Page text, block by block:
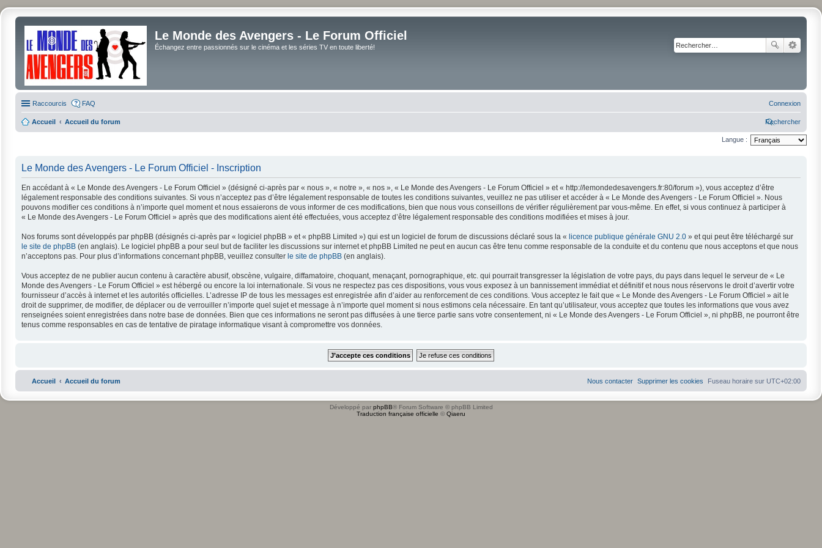
Le Monde des Avengers - Le Forum Officiel
Échangez entre passionnés sur le cinéma et les séries TV en toute liberté!
Raccourcis FAQ Connexion
Accueil Accueil du forum Rechercher
Langue :
Le Monde des Avengers - Le Forum Officiel - Inscription
En accédant à « Le Monde des Avengers - Le Forum Officiel » (désigné ci-après par « nous », « notre », « nos », « Le Monde des Avengers - Le Forum Officiel » et « http://lemondedesavengers.fr:80/forum »), vous acceptez d’être
légalement responsable des conditions suivantes. Si vous n’acceptez pas d’être légalement responsable de toutes les conditions suivantes, veuillez ne pas utiliser et accéder à « Le Monde des Avengers - Le Forum Officiel ». Nous
pouvons modifier ces conditions à n’importe quel moment et nous essaierons de vous informer de ces modifications, bien que nous vous conseillons de vérifier régulièrement par vous-même. En effet, si vous continuez à participer à
« Le Monde des Avengers - Le Forum Officiel » après que des modifications aient été effectuées, vous acceptez d’être légalement responsable des conditions modifiées et mises à jour.
Nos forums sont développés par phpBB (désignés ci-après par « logiciel phpBB » et « phpBB Limited ») qui est un logiciel de forum de discussions déclaré sous la « licence publique générale GNU 2.0 » et qui peut être téléchargé sur
le site de phpBB (en anglais). Le logiciel phpBB a pour seul but de faciliter les discussions sur internet et phpBB Limited ne peut en aucun cas être tenu comme responsable de la conduite et du contenu que nous acceptons et que nous
n’acceptons pas. Pour plus d’informations concernant phpBB, veuillez consulter le site de phpBB (en anglais).
Vous acceptez de ne publier aucun contenu à caractère abusif, obscène, vulgaire, diffamatoire, choquant, menaçant, pornographique, etc. qui pourrait transgresser la législation de votre pays, du pays dans lequel le serveur de « Le
Monde des Avengers - Le Forum Officiel » est hébergé ou encore la loi internationale. Si vous ne respectez pas ces dispositions, vous vous exposez à un bannissement immédiat et définitif et nous nous réservons le droit d’avertir votre
fournisseur d’accès à internet et les autorités officielles. L’adresse IP de tous les messages est enregistrée afin d’aider au renforcement de ces conditions. Vous acceptez le fait que « Le Monde des Avengers - Le Forum Officiel » ait le
droit de supprimer, de modifier, de déplacer ou de verrouiller n’importe quel sujet et message à n’importe quel moment si nous estimons cela nécessaire. En tant qu’utilisateur, vous acceptez que toutes les informations que vous avez
renseignées soient enregistrées dans notre base de données. Bien que ces informations ne seront pas diffusées à une tierce partie sans votre consentement, ni « Le Monde des Avengers - Le Forum Officiel », ni phpBB, ne pourront être
tenus comme responsables en cas de tentative de piratage informatique visant à compromettre vos données.
Accueil Accueil du forum Fuseau horaire sur UTC+02:00
Supprimer les cookies
Nous contacter
Développé par phpBB® Forum Software © phpBB Limited
Traduction française officielle © Qiaeru